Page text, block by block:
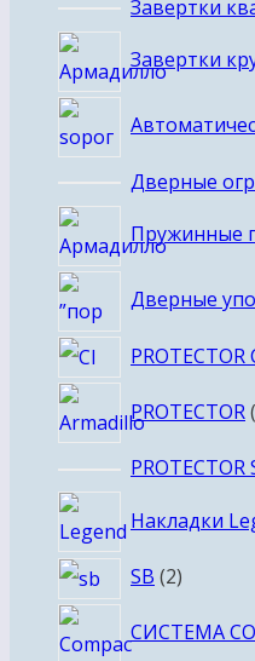
Завертки
Завертки
Дверные
Пружинные
Дверные
PROTECTOR
PROTECTOR
PROTECTOR
Накладки
SB 22
СИСТЕМА